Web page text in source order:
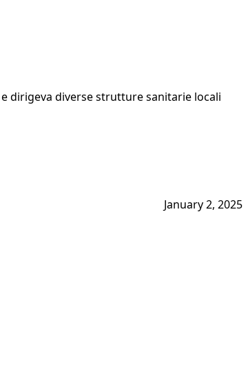
dirigeva diverse strutture sanitarie locali
January 2, 2025